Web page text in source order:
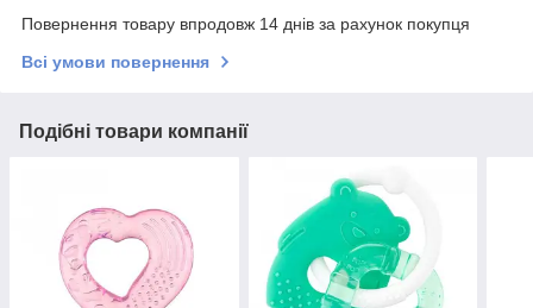
Повернення товару впродовж 14 днів за рахунок покупця
Всі умови повернення
Подібні товари компанії